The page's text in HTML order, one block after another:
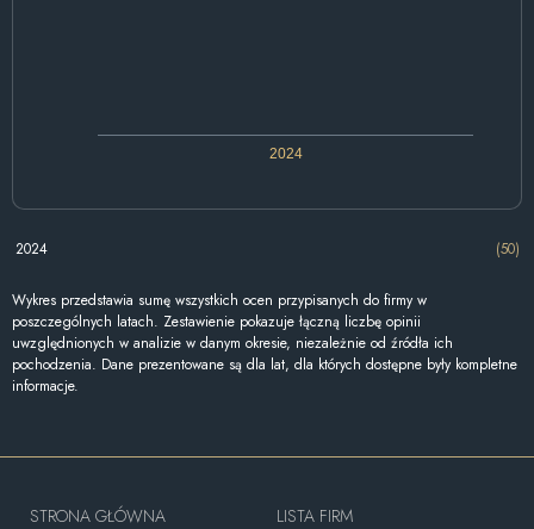
2024
2024 (50)
Wykres przedstawia sumę wszystkich ocen przypisanych do firmy w
poszczególnych latach. Zestawienie pokazuje łączną liczbę opinii
uwzględnionych w analizie w danym okresie, niezależnie od źródła ich
pochodzenia. Dane prezentowane są dla lat, dla których dostępne były kompletne
informacje.
STRONA GŁÓWNA
LISTA FIRM